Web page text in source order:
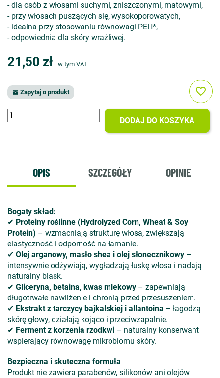
- dla osób z włosami suchymi, zniszczonymi, matowymi,
- przy włosach puszących się, wysokoporowatych,
- idealna przy stosowaniu równowagi PEH*,
- odpowiednia dla skóry wrażliwej.
21,50 zł w tym VAT
 Zapytaj o produkt
DODAJ DO KOSZYKA
favorite_border
OPIS SZCZEGÓŁY OPINIE
Bogaty skład:
✔ Proteiny roślinne (Hydrolyzed Corn, Wheat & Soy
Protein) – wzmacniają strukturę włosa, zwiększają
elastyczność i odporność na łamanie.
✔ Olej arganowy, masło shea i olej słonecznikowy –
intensywnie odżywiają, wygładzają łuskę włosa i nadają
naturalny blask.
✔ Gliceryna, betaina, kwas mlekowy – zapewniają
długotrwałe nawilżenie i chronią przed przesuszeniem.
✔ Ekstrakt z tarczycy bajkalskiej i allantoina – łagodzą
skórę głowy, działają kojąco i przeciwzapalnie.
✔ Ferment z korzenia rzodkwi – naturalny konserwant
wspierający równowagę mikrobiomu skóry.
Bezpieczna i skuteczna formuła
Produkt nie zawiera parabenów, silikonów ani olejów